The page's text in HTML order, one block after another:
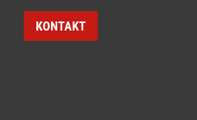
KONTAKT